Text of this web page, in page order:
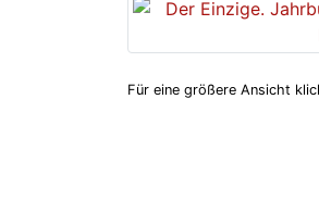
Für eine größere Ansicht